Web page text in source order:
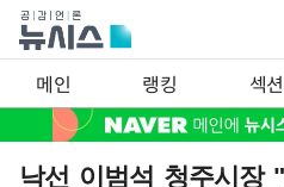
메인 랭킹 섹션
낙선 이범석 청주시장